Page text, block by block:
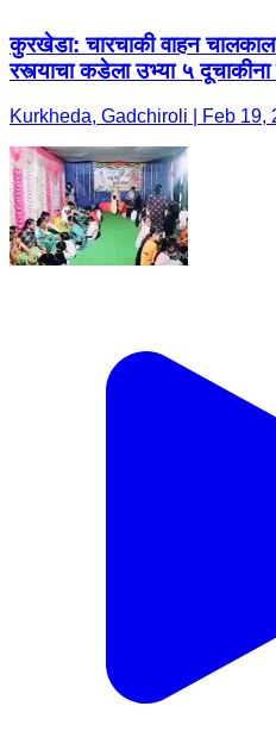
कुरखेडा: चारचाकी वाहन
रस्त्याचा कडेला उभ्या ५
Kurkheda, Gadchiroli | Feb 19,